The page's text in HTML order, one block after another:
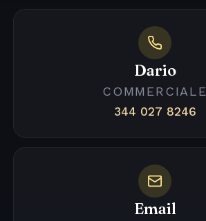
Dario
COMMERCIALE
344 027 8246
Email